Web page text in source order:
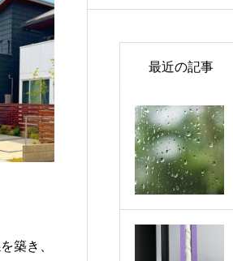
築き、
最近の記事